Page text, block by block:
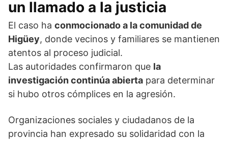
un llamado a la justicia
El caso ha conmocionado a la comunidad de
Higüey, donde vecinos y familiares se mantienen
atentos al proceso judicial.
Las autoridades confirmaron que la
investigación continúa abierta para determinar
si hubo otros cómplices en la agresión.
Organizaciones sociales y ciudadanos de la
provincia han expresado su solidaridad con la